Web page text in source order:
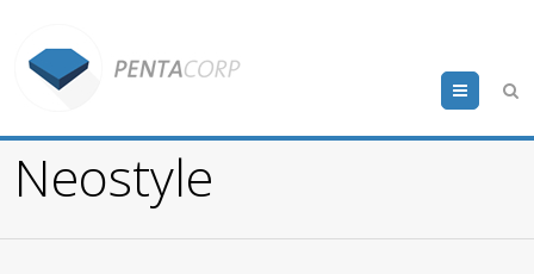
Menu
Neostyle